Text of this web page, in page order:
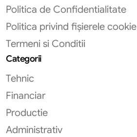
Politica de Confidentialitate
Politica privind fișierele cookie
Termeni si Conditii
Categorii
Tehnic
Financiar
Productie
Administrativ